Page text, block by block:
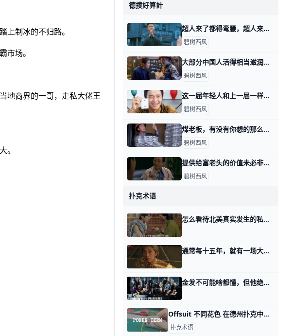
制冰的不归路。
市场。
地商界的一哥，走私大佬王
。
德撲好算計
超人来了都得弯腰，超人来了都得敬酒 前天我写，这年头该怎么赚钱时，提到一种工作岗位叫做表演型。 有读者留言跟我说，有本电影很好看，不亚于多年前的神剧，人民的名义。 电影里有个县长叫
碧树西风
大部分中国人活得相当滋润，只不过自己未必知道 那天我写，这年头该怎么赚钱时，通过留言，看到了不少读者不甘心的情绪。 所谓的不甘心，大都属于那天四个类型里面的前三类，想要换一类。 好比耗材型的
碧树西风
这一届年轻人和上一届一样，遭遇一样，困惑也一样 那天我写这年头，该怎么赚钱时，有读者留言问我说： 怎么看这一届年轻人普遍抱怨机会变少，或者说，更多人身处耗材型工作当中这个事实？ 开门见山的回答
碧树西风
煤老板，有没有你想的那么嗨？ 那天我写，这年头该怎么赚钱时，有个读者留言说，他好想听听煤老板的故事。 在他的理解当中，煤老板是个很爽的群体，就是导演们感慨的，昔日的黄金时代
碧树西风
提供给富老头的价值未必非得是你自己身上的 那天我写这年头该怎么赚钱时，有个在美国工作的，副业做一对一家教的读者问，怎么打开富老头的圈子。 我说终归得提供价值，对方看得上的价值。 有其他读
碧树西风
扑克术语
怎么看待北美真实发生的私有财产，谁都可以侵犯？ 那天讲人类社会底层逻辑的时候，有个读者分享给我一个网红经历。 就是国内某个网红，在北美旅游的过程中，采用信用支付的方式租车，结果，等事后账单寄
通常每十五年，就有一场大变化，也是大造化 那天我们讲2026滔天巨浪的时候，有读者跟我讲： 我也知道软饭好，我也知道软饭香。 可有些话咋说呢，我这个人吧，什么本事都没有，就是架子大。 吃硬
金发不可能啥都懂，但他绝对比你更懂你孩子学什么能赚钱 那天我写你不是懒，你只是看不到这辈子的出路。 有读者看了第四个话题之后，留言说，他更认同我太太的观点。 即便人生不能分阶段，但一个本来有可能考上
Offsuit 不同花色 在德州扑克中，「Offsuit」的意思是「不同花色」。当你的两张手牌属于不同的花色时，就可以形容这两张牌为「Offsuit」。这种牌型通常较
扑克术语